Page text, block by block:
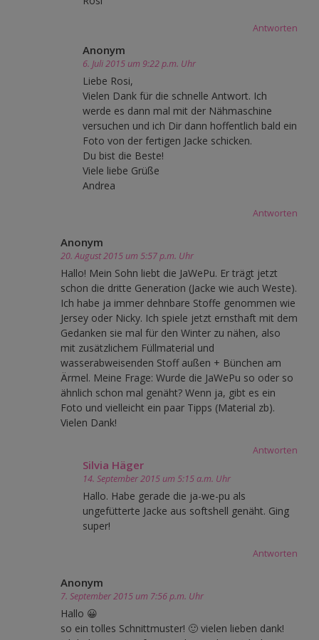
Antworten
Anonym
6. Juli 2015 um 9:22 p.m. Uhr
Liebe Rosi,
Vielen Dank für die schnelle Antwort. Ich
werde es dann mal mit der Nähmaschine
versuchen und ich Dir dann hoffentlich bald ein
Foto von der fertigen Jacke schicken.
Du bist die Beste!
Viele liebe Grüße
Andrea
Antworten
Anonym
20. August 2015 um 5:57 p.m. Uhr
Hallo! Mein Sohn liebt die JaWePu. Er trägt jetzt
schon die dritte Generation (Jacke wie auch Weste).
Ich habe ja immer dehnbare Stoffe genommen wie
Jersey oder Nicky. Ich spiele jetzt ernsthaft mit dem
Gedanken sie mal für den Winter zu nähen, also
mit zusätzlichem Füllmaterial und
wasserabweisenden Stoff außen + Bünchen am
Ärmel. Meine Frage: Wurde die JaWePu so oder so
ähnlich schon mal genäht? Wenn ja, gibt es ein
Foto und vielleicht ein paar Tipps (Material zb).
Vielen Dank!
Antworten
Silvia Häger
14. September 2015 um 5:15 a.m. Uhr
Hallo. Habe gerade die ja-we-pu als
ungefütterte Jacke aus softshell genäht. Ging
super!
Antworten
Anonym
7. September 2015 um 7:56 p.m. Uhr
Hallo 😀
so ein tolles Schnittmuster! 🙂 vielen lieben dank!